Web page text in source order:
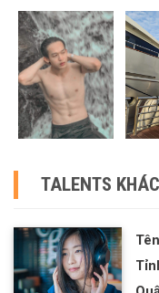
TALENTS KHÁC